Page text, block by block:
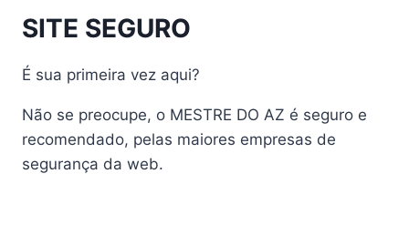
AmericaBox S305 GX
AmericaBox S305 Plus
AmericaBox S705
Athomics
Athomics Active Express Primeira
Athomics Eon UHD
SITE SEGURO
É sua primeira vez aqui?
Não se preocupe, o MESTRE DO AZ é seguro e
recomendado, pelas maiores empresas de
segurança da web.